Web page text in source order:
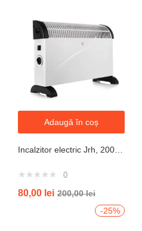
Adaugă în coș
0
80,00 lei 200,00lei
-25%